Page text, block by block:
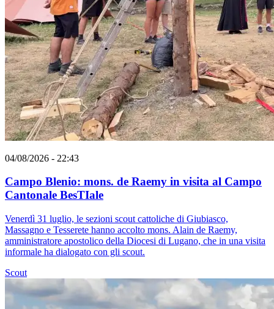
04/08/2026 - 22:43
Campo Blenio: mons. de Raemy in visita al Campo
Cantonale BesTIale
Venerdì 31 luglio, le sezioni scout cattoliche di Giubiasco,
Massagno e Tesserete hanno accolto mons. Alain de Raemy,
amministratore apostolico della Diocesi di Lugano, che in una visita
informale ha dialogato con gli scout.
Scout